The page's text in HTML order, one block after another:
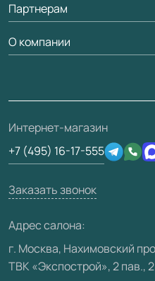
Рейки, баффели, стеллажи
Погонаж
Гарантия
Вопрос-ответ
Отзывы клиентов
Техническая информация
Юридическая информация
Вызов замерщика
Доставка
Партнерам
Дизайнерам / архитекторам
Скачать материалы
3D-модели
О компании
О фабрике
Сертификаты
Производство
Вакансии
Видео
Карта сайта
Интернет-магазин
+7 (495) 16-17-555
Заказать звонок
Адрес салона:
г. Москва, Нахимовский
ТВК «Экспострой», 2 пав.,